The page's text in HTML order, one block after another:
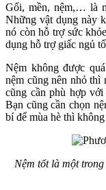
Gối, mền, nệm,… là
Những vật dụng này
nó còn hỗ trợ sức
dụng hỗ trợ giấc ngủ
Nệm không được
nệm cũng nên nhỏ thì
cũng cần phù hợp
Bạn cũng cần chọn
bí để mùa hè thì
Nệm tốt là một